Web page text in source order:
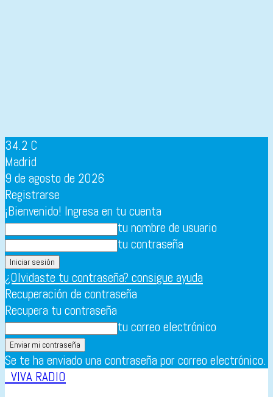
34.2 C
Madrid
9 de agosto de 2026
Registrarse
¡Bienvenido! Ingresa en tu cuenta
tu nombre de usuario
tu contraseña
¿Olvidaste tu contraseña? consigue ayuda
Recuperación de contraseña
Recupera tu contraseña
tu correo electrónico
Se te ha enviado una contraseña por correo electrónico.
VIVA RADIO